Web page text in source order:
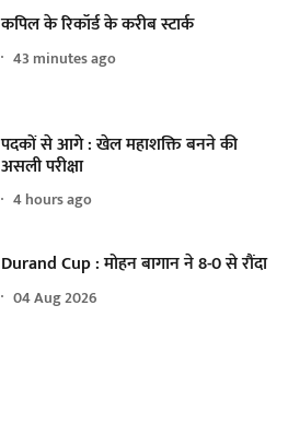
कपिल के रिकॉर्ड के करीब स्टार्क
43 minutes ago
पदकों से आगे : खेल महाशक्ति बनने की
असली परीक्षा
4 hours ago
Durand Cup : मोहन बागान ने 8-0 से रौंदा
04 Aug 2026